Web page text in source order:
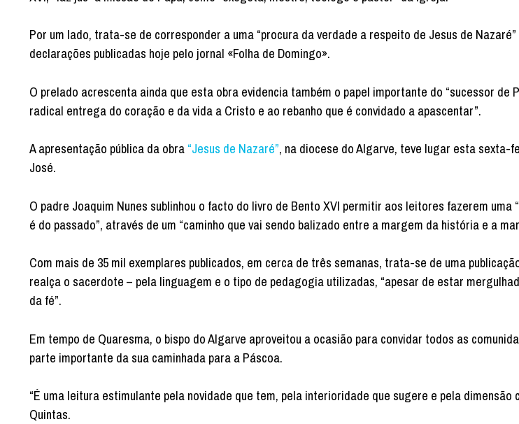
Por um lado, trata-se de corresponder a uma “procura da verdade a respeito de Jesus de Nazaré”
declarações publicadas hoje pelo jornal «Folha de Domingo».
O prelado acrescenta ainda que esta obra evidencia também o papel importante do “sucessor de
radical entrega do coração e da vida a Cristo e ao rebanho que é convidado a apascentar”.
A apresentação pública da obra “Jesus de Nazaré”, na diocese do Algarve, teve lugar esta sexta-
José.
O padre Joaquim Nunes sublinhou o facto do livro de Bento XVI permitir aos leitores fazerem uma
é do passado”, através de um “caminho que vai sendo balizado entre a margem da história e a
Com mais de 35 mil exemplares publicados, em cerca de três semanas, trata-se de uma
realça o sacerdote – pela linguagem e o tipo de pedagogia utilizadas, “apesar de estar
da fé”.
Em tempo de Quaresma, o bispo do Algarve aproveitou a ocasião para convidar todos as
parte importante da sua caminhada para a Páscoa.
“É uma leitura estimulante pela novidade que tem, pela interioridade que sugere e pela dimensão
Quintas.